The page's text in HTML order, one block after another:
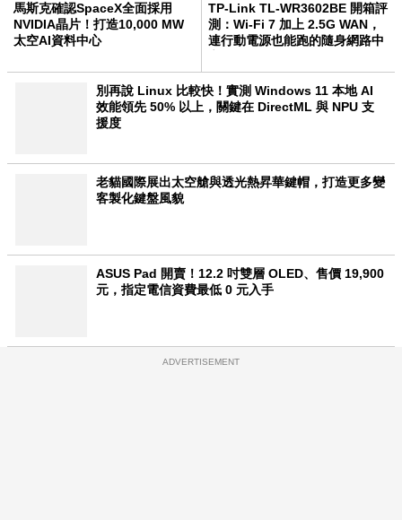
馬斯克確認SpaceX全面採用
NVIDIA晶片！打造10,000 MW
太空AI資料中心
TP-Link TL-WR3602BE 開箱評
測：Wi-Fi 7 加上 2.5G WAN，
連行動電源也能跑的隨身網路中
別再說 Linux 比較快！實測 Windows 11 本地 AI
效能領先 50% 以上，關鍵在 DirectML 與 NPU 支
援度
老貓國際展出太空艙與透光熱昇華鍵帽，打造更多變
客製化鍵盤風貌
ASUS Pad 開賣！12.2 吋雙層 OLED、售價 19,900
元，指定電信資費最低 0 元入手
ADVERTISEMENT